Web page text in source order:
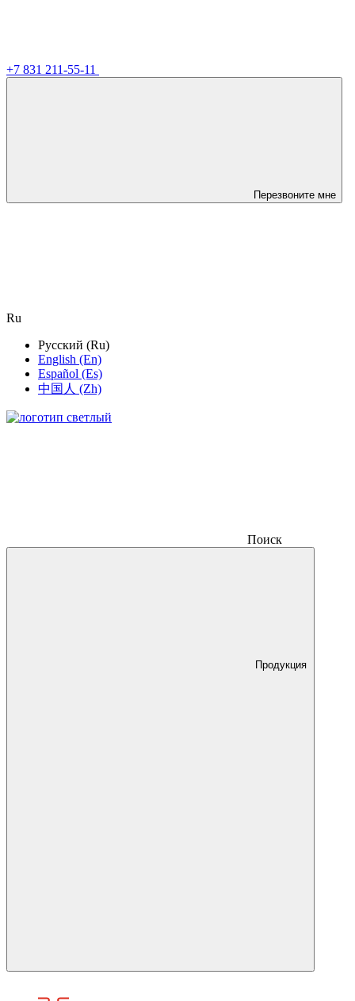
+7 831 211-55-11
Перезвоните мне
Ru
Русский (Ru)
English (En)
Español (Es)
中国人 (Zh)
Поиск
Продукция